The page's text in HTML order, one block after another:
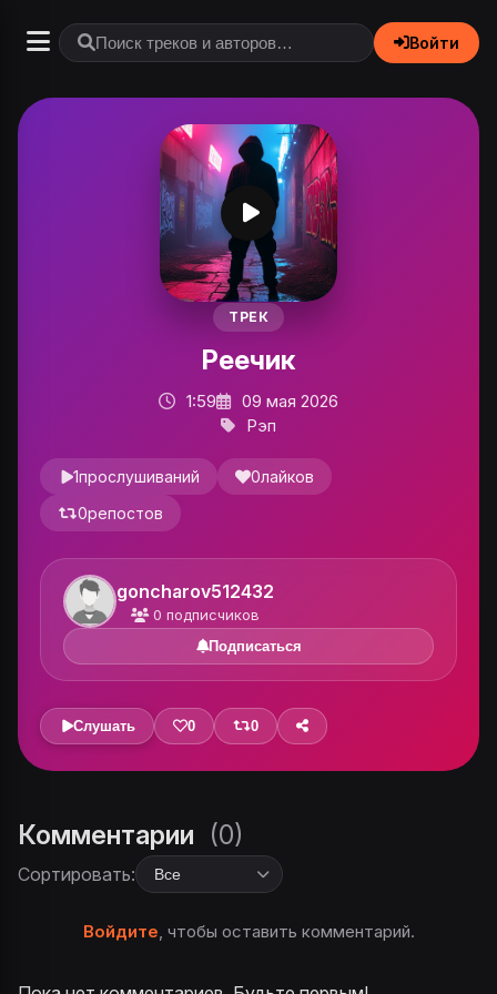
Войти
ТРЕК
Реечик
1:59
09 мая 2026
Рэп
1прослушиваний 0лайков
0репостов
goncharov512432
0 подписчиков
Подписаться
Слушать 0 0
Комментарии (0)
Сортировать:
Войдите, чтобы оставить комментарий.